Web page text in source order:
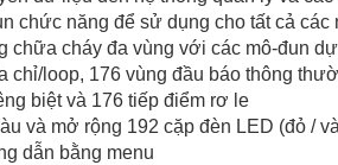
chức năng để sử dụng cho tất cả các
chữa cháy đa vùng với các mô-đun
chỉ/loop, 176 vùng đầu báo thông
biệt và 176 tiếp điểm rơ le
và mở rộng 192 cặp đèn LED (đỏ /
dẫn bằng menu